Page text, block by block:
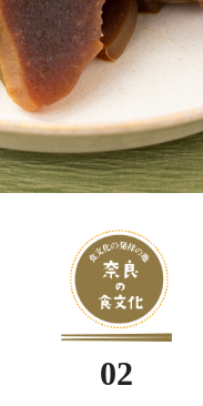
02